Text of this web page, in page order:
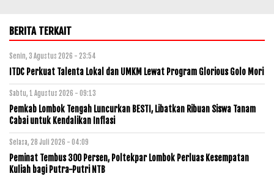
BERITA TERKAIT
Senin, 3 Agustus 2026 - 23:54
ITDC Perkuat Talenta Lokal dan UMKM Lewat Program Glorious Golo Mori
Sabtu, 1 Agustus 2026 - 09:13
Pemkab Lombok Tengah Luncurkan BESTI, Libatkan Ribuan Siswa Tanam
Cabai untuk Kendalikan Inflasi
Selasa, 28 Juli 2026 - 04:09
Peminat Tembus 300 Persen, Poltekpar Lombok Perluas Kesempatan
Kuliah bagi Putra-Putri NTB